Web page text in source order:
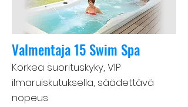
Valmentaja 15 Swim Spa
Korkea suorituskyky, VIP
ilmaruiskutuksella, säädettävä
nopeus